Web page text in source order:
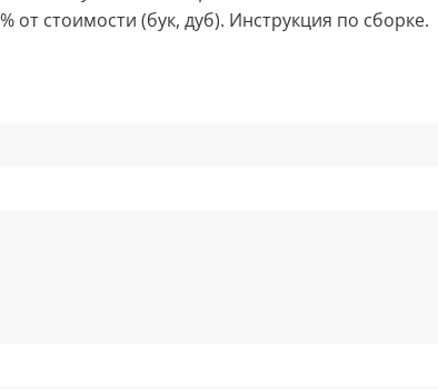
от стоимости (бук, дуб). Инструкция по сборке.